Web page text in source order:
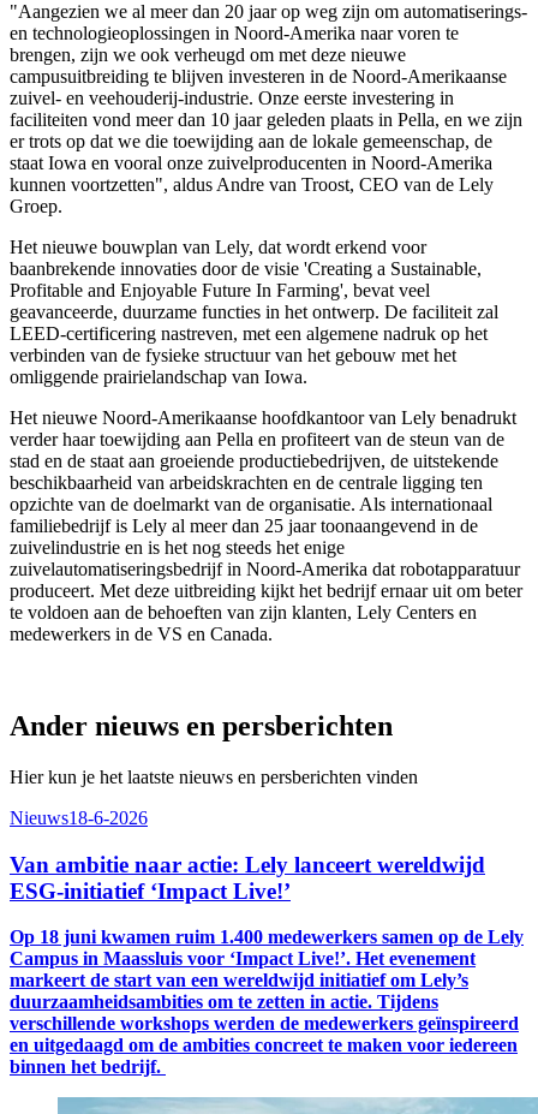
"Aangezien we al meer dan 20 jaar op weg zijn om automatiserings-
en technologieoplossingen in Noord-Amerika naar voren te
brengen, zijn we ook verheugd om met deze nieuwe
campusuitbreiding te blijven investeren in de Noord-Amerikaanse
zuivel- en veehouderij-industrie. Onze eerste investering in
faciliteiten vond meer dan 10 jaar geleden plaats in Pella, en we zijn
er trots op dat we die toewijding aan de lokale gemeenschap, de
staat Iowa en vooral onze zuivelproducenten in Noord-Amerika
kunnen voortzetten", aldus Andre van Troost, CEO van de Lely
Groep.
Het nieuwe bouwplan van Lely, dat wordt erkend voor
baanbrekende innovaties door de visie 'Creating a Sustainable,
Profitable and Enjoyable Future In Farming', bevat veel
geavanceerde, duurzame functies in het ontwerp. De faciliteit zal
LEED-certificering nastreven, met een algemene nadruk op het
verbinden van de fysieke structuur van het gebouw met het
omliggende prairielandschap van Iowa.
Het nieuwe Noord-Amerikaanse hoofdkantoor van Lely benadrukt
verder haar toewijding aan Pella en profiteert van de steun van de
stad en de staat aan groeiende productiebedrijven, de uitstekende
beschikbaarheid van arbeidskrachten en de centrale ligging ten
opzichte van de doelmarkt van de organisatie. Als internationaal
familiebedrijf is Lely al meer dan 25 jaar toonaangevend in de
zuivelindustrie en is het nog steeds het enige
zuivelautomatiseringsbedrijf in Noord-Amerika dat robotapparatuur
produceert. Met deze uitbreiding kijkt het bedrijf ernaar uit om beter
te voldoen aan de behoeften van zijn klanten, Lely Centers en
medewerkers in de VS en Canada.
Ander nieuws en persberichten
Hier kun je het laatste nieuws en persberichten vinden
Nieuws18-6-2026
Van ambitie naar actie: Lely lanceert wereldwijd
ESG-initiatief ‘Impact Live!’
Op 18 juni kwamen ruim 1.400 medewerkers samen op de Lely
Campus in Maassluis voor ‘Impact Live!’. Het evenement
markeert de start van een wereldwijd initiatief om Lely’s
duurzaamheidsambities om te zetten in actie. Tijdens
verschillende workshops werden de medewerkers geïnspireerd
en uitgedaagd om de ambities concreet te maken voor iedereen
binnen het bedrijf.